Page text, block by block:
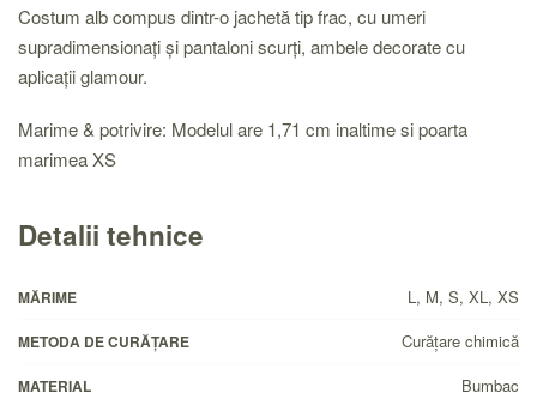
Costum alb compus dintr-o jachetă tip frac, cu umeri
supradimensionați și pantaloni scurți, ambele decorate cu
aplicații glamour.
Marime & potrivire: Modelul are 1,71 cm inaltime si poarta
marimea XS
Detalii tehnice
MĂRIME L, M, S, XL, XS
METODA DE CURĂȚARE Curăţare chimică
MATERIAL Bumbac